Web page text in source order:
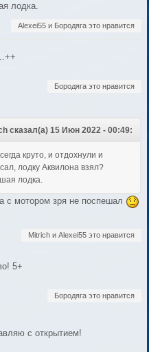
лодка.
Alexei55 и Бородяга это нравится
Бородяга это нравится
сказал(а) 15 Июн 2022 - 00:49:
круто, и отдохнули и
лодку Аквилона взял?
лодка.
с мотором зря не поспешал
Mitrich и Alexei55 это нравится
5+
Бородяга это нравится
с открытием!